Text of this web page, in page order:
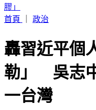
首頁
轟習近平個
勒」 吳志
一台灣